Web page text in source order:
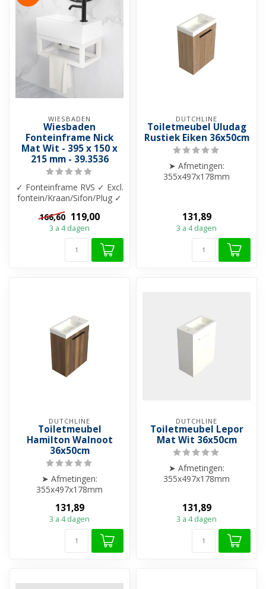
WIESBADEN
Wiesbaden
Fonteinframe Nick
Mat Wit - 395 x 150 x
215 mm - 39.3536
✓ Fonteinframe RVS ✓ Excl.
fontein/Kraan/Sifon/Plug ✓
Te gebruiken als
Handdoekh...
166,60 119,00
3 a 4 dagen
DUTCHLINE
Toiletmeubel Uludag
Rustiek Eiken 36x50cm
➤ Afmetingen:
355x497x178mm
131,89
3 a 4 dagen
DUTCHLINE
Toiletmeubel
Hamilton Walnoot
36x50cm
➤ Afmetingen:
355x497x178mm
➤ Grass DWX soft close
scharniere...
131,89
3 a 4 dagen
DUTCHLINE
Toiletmeubel Lepor
Mat Wit 36x50cm
➤ Afmetingen:
355x497x178mm
scharniere...
131,89
3 a 4 dagen